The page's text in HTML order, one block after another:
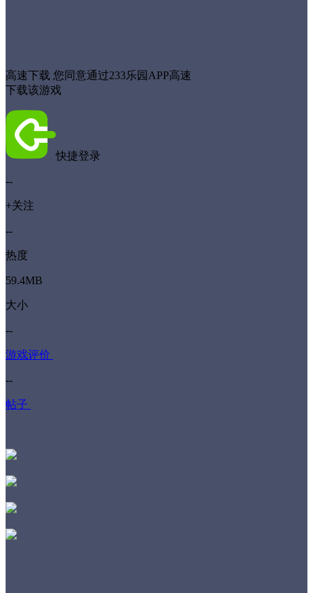
高速下载 您同意通过233乐园APP高速
下载该游戏
快捷登录
--
+关注
--
热度
59.4MB
大小
--
游戏评价
--
帖子